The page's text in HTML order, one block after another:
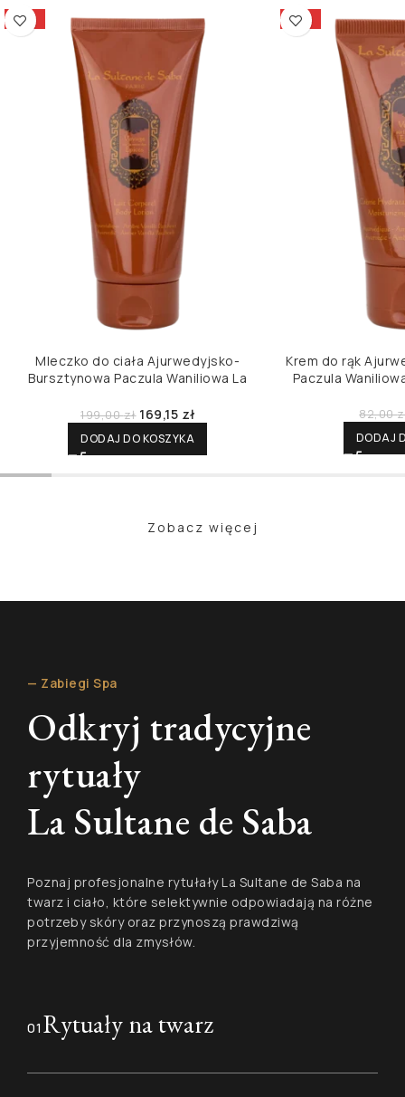
Wypróbuj nasze najczęściej wybierane produkty
-15%
Mleczko do ciała Ajurwedyjsko-
Bursztynowa Paczula Waniliowa La
199,00zł 169,15 zł
DODAJ DO KOSZYKA
-15%
Krem do rąk
Paczula
82,00
DODAJ
Zobacz więcej
— Zabiegi Spa
Odkryj tradycyjne
rytuały
La Sultane de Saba
Poznaj profesjonalne rytułały La Sultane de Saba na
twarz i ciało, które selektywnie odpowiadają na różne
potrzeby skóry oraz przynoszą prawdziwą
przyjemność dla zmysłów.
01 Rytuały na twarz